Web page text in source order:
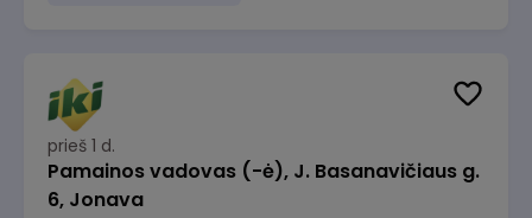
prieš 1 d.
Pamainos vadovas (-ė), J. Basanavičiaus g.
6, Jonava